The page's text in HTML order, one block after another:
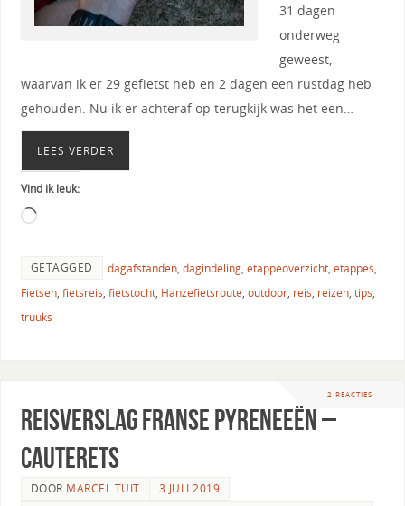
31 dagen
onderweg
geweest,
waarvan ik er 29 gefietst heb en 2 dagen een rustdag heb
gehouden. Nu ik er achteraf op terugkijk was het een…
LEES VERDER
Vind ik leuk:
GETAGGED dagafstanden, dagindeling, etappeoverzicht, etappes,
Fietsen, fietsreis, fietstocht, Hanzefietsroute, outdoor, reis, reizen, tips,
truuks
2 REACTIES
Reisverslag Franse Pyreneeën –
Cauterets
DOOR MARCEL TUIT
3 JULI 2019